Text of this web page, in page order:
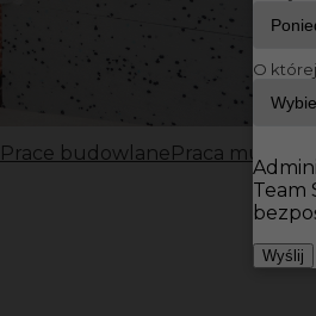
Prace budowlane Praca murarz
O
Team
Wyślij